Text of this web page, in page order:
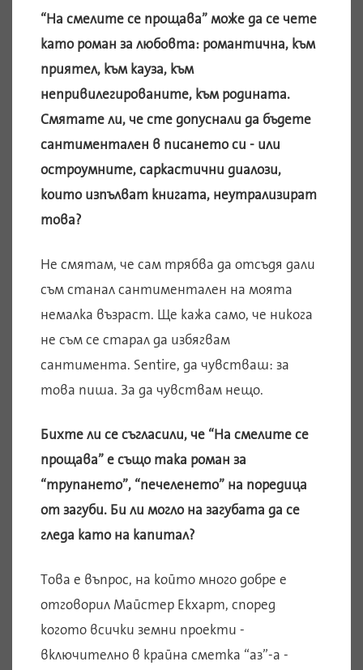
“На смелите се прощава” може да се чете
като роман за любовта: романтична, към
приятел, към кауза, към
непривилегированите, към родината.
Смятате ли, че сте допуснали да бъдете
сантиментален в писането си - или
остроумните, саркастични диалози,
които изпълват книгата, неутрализират
това?
Не смятам, че сам трябва да отсъдя дали
съм станал сантиментален на моята
немалка възраст. Ще кажа само, че никога
не съм се старал да избягвам
сантимента. Sentire, да чувстваш: за
това пиша. За да чувствам нещо.
Бихте ли се съгласили, че “На смелите се
прощава” е също така роман за
“трупането”, “печеленето” на поредица
от загуби. Би ли могло на загубата да се
гледа като на капитал?
Това е въпрос, на който много добре е
отговорил Майстер Екхарт, според
когото всички земни проекти -
включително в крайна сметка “аз”-а -